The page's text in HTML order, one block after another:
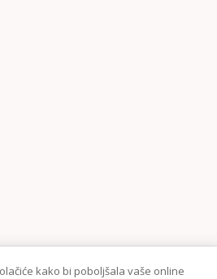
kako bi poboljšala vaše online